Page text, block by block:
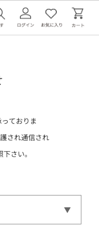
ておりま
され通信され
さい。